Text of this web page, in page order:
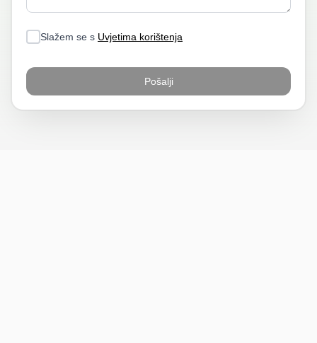
Slažem se s Uvjetima korištenja
Pošalji